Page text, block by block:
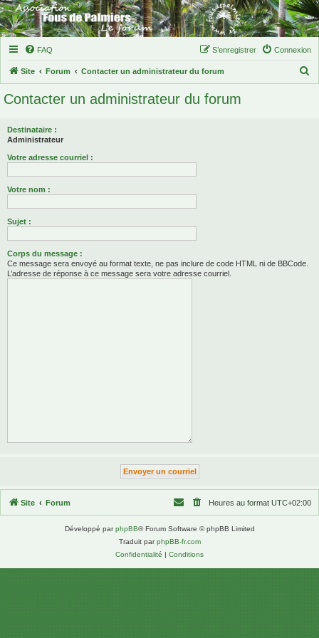
FAQ Connexion
S’enregistrer
Site Forum Contacter un administrateur du forum
Contacter un administrateur du forum
Destinataire :
Administrateur
Votre adresse courriel :
Votre nom :
Sujet :
Corps du message :
Ce message sera envoyé au format texte, ne pas inclure de code HTML ni de BBCode.
L’adresse de réponse à ce message sera votre adresse courriel.
Site Forum Heures au format UTC+02:00
Développé parphpBB® Forum Software © phpBB Limited
Traduit parphpBB-fr.com
Confidentialité | Conditions